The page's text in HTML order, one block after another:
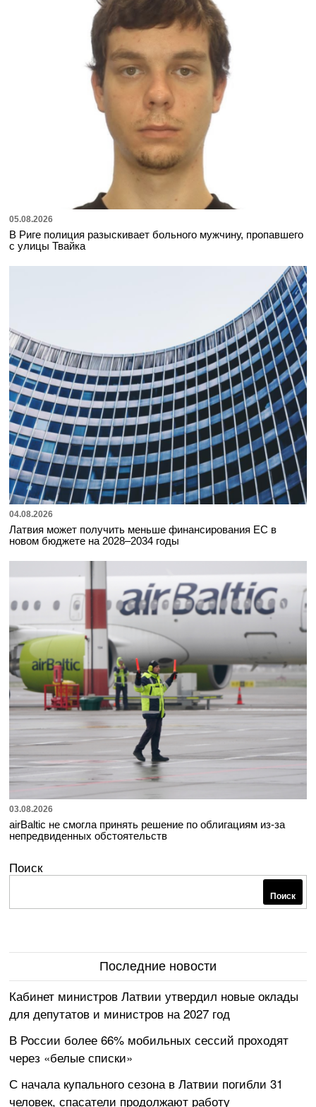
05.08.2026
В Риге полиция разыскивает больного мужчину, пропавшего
с улицы Твайка
04.08.2026
Латвия может получить меньше финансирования ЕС в
новом бюджете на 2028–2034 годы
03.08.2026
airBaltic не смогла принять решение по облигациям из-за
непредвиденных обстоятельств
Поиск
Поиск
Последние новости
Кабинет министров Латвии утвердил новые оклады
для депутатов и министров на 2027 год
В России более 66% мобильных сессий проходят
через «белые списки»
С начала купального сезона в Латвии погибли 31
человек, спасатели продолжают работу